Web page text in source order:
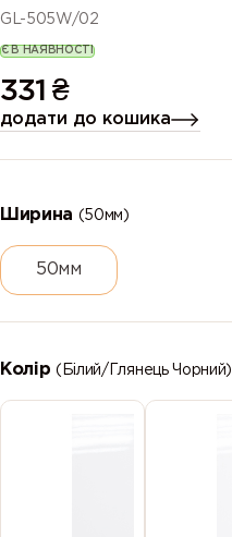
GL-505W/02
Є В НАЯВНОСТІ
331 ₴
додати до кошика
Ширина (50мм)
50мм
Колір(Білий/Глянець Чорний)